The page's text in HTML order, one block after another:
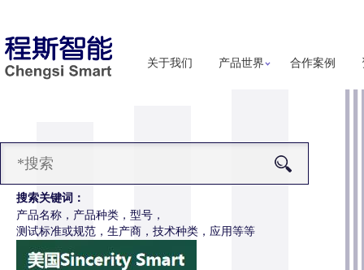
关于我们 产品世界 合作案例
搜索关键词：
产品名称，产品种类，型号，
测试标准或规范，生产商，技术种类，应用等等